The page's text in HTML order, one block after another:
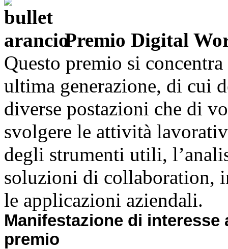
Premio Digital
Questo premio si
ultima generazione, di cui
diverse postazioni che di
svolgere le attività
degli strumenti utili,
soluzioni di collaboration,
le applicazioni aziendali.
Manifestazione di
premio